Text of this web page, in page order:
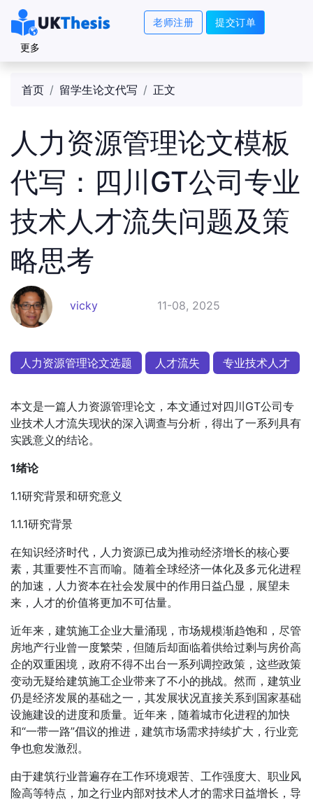
老师注册 提交订单
更多
首页 留学生论文代写 正文
人力资源管理论文模板
代写：四川GT公司专业
技术人才流失问题及策
略思考
vicky 11-08, 2025
人力资源管理论文选题 人才流失 专业技术人才
本文是一篇人力资源管理论文，本文通过对四川GT公司专
业技术人才流失现状的深入调查与分析，得出了一系列具有
实践意义的结论。
1绪论
1.1研究背景和研究意义
1.1.1研究背景
在知识经济时代，人力资源已成为推动经济增长的核心要
素，其重要性不言而喻。随着全球经济一体化及多元化进程
的加速，人力资本在社会发展中的作用日益凸显，展望未
来，人才的价值将更加不可估量。
近年来，建筑施工企业大量涌现，市场规模渐趋饱和，尽管
房地产行业曾一度繁荣，但随后却面临着供给过剩与房价高
企的双重困境，政府不得不出台一系列调控政策，这些政策
变动无疑给建筑施工企业带来了不小的挑战。然而，建筑业
仍是经济发展的基础之一，其发展状况直接关系到国家基础
设施建设的进度和质量。近年来，随着城市化进程的加快
和“一带一路”倡议的推进，建筑市场需求持续扩大，行业竞
争也愈发激烈。
由于建筑行业普遍存在工作环境艰苦、工作强度大、职业风
险高等特点，加之行业内部对技术人才的需求日益增长，导